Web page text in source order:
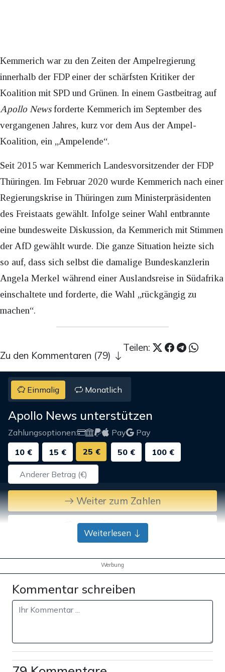
Kemmerich war zu den Zeiten der Ampelregierung
innerhalb der FDP einer der schärfsten Kritiker der
Koalition mit SPD und Grünen. In einem Gastbeitrag auf
Apollo Newsforderte Kemmerich im September des
vergangenen Jahres, kurz vor dem Aus der Ampel-
Koalition, ein „Ampelende“.
Seit 2015 war Kemmerich Landesvorsitzender der FDP
Thüringen. Im Februar 2020 wurde Kemmerich nach einer
Regierungskrise in Thüringen zum Ministerpräsidenten
des Freistaats gewählt. Infolge seiner Wahl entbrannte
eine bundesweite Diskussion, da Kemmerich mit Stimmen
der AfD gewählt wurde. Die ganze Situation heizte sich
so auf, dass sich selbst die damalige Bundeskanzlerin
Angela Merkel während einer Auslandsreise in Südafrika
einschaltete und forderte, die Wahl „rückgängig zu
machen“.
Teilen:
Zu den Kommentaren (79)
Einmalig Monatlich
Apollo News unterstützen
Zahlungsoptionen: Pay
Pay
10 €
15 € 25 € 50 € 100 €
Weiter zum Zahlen
Bank-Überweisung
Weiterlesen
Werbung
Kommentar schreiben